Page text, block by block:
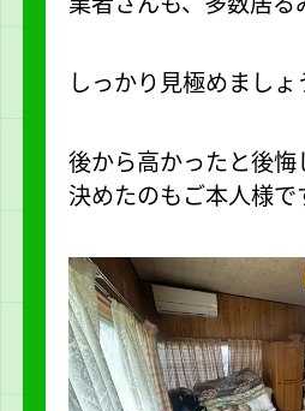
しっかり見極めましょ
後から高かったと後悔
決めたのもご本人様